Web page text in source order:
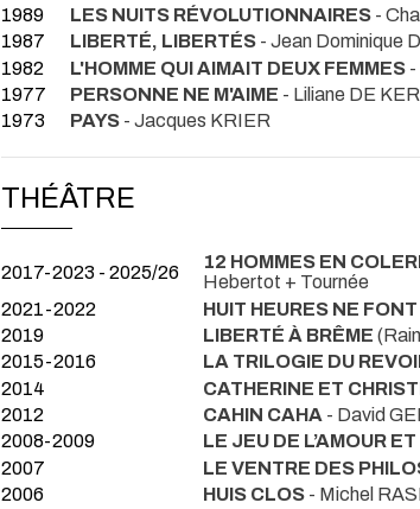
1989
LES NUITS RÉVOLUTIONNAIRES -
1987
LIBERTÉ, LIBERTÉS - Jean Dominique
1982
L'HOMME QUI AIMAIT DEUX FEMMES -
1977
PERSONNE NE M'AIME - Liliane DE
1973
PAYS - Jacques KRIER
THÉÂTRE
2017-2023 - 2025/26 12 HOMMES EN
Hebertot + Tournée
2021-2022
HUIT HEURES NE
2019
LIBERTÉ À BRÊME
2015-2016
LA TRILOGIE DU
2014
CATHERINE ET
2012
CAHIN CAHA - David
2008-2009
LE JEU DE L’AMOUR
2007
LE VENTRE DES
2006
HUIS CLOS - Michel